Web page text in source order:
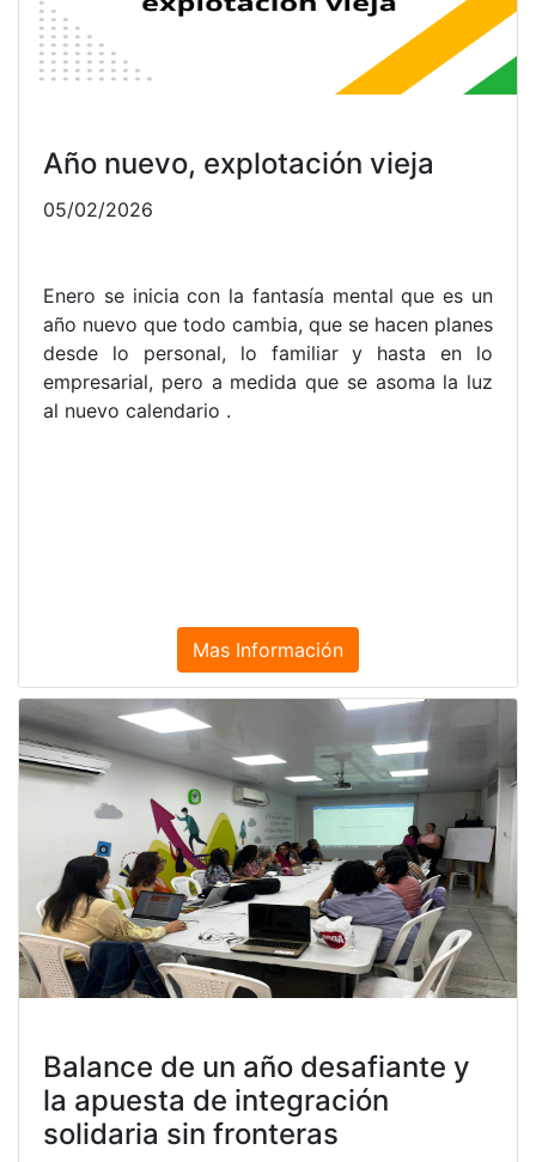
FIESTA DEPORTIVA EN LA
COMUNA SEIS
Por Redacción Dimensión Cooperativa. Se vivió
una jornada más del festival de integración de
los Centros de Iniciación y Formación Deportiva,
organizado por la Alcaldía de Neiva por medio
de la secretaría de deportes y
Mas Información
UNIDOS POR LA CULTURA
PAYANES